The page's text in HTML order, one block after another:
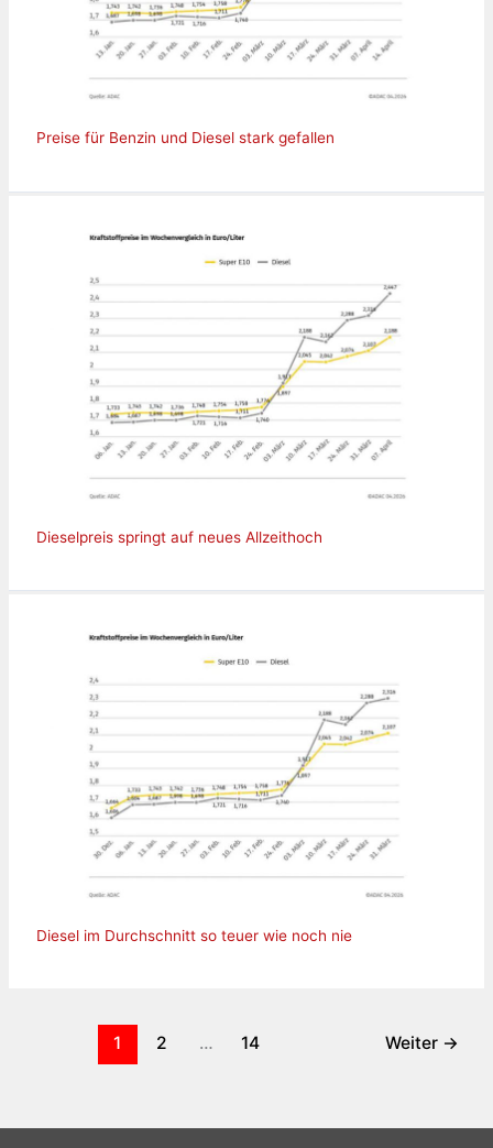
Preise für Benzin und Diesel stark gefallen
Dieselpreis springt auf neues Allzeithoch
Diesel im Durchschnitt so teuer wie noch nie
1 2 … 14 Weiter →